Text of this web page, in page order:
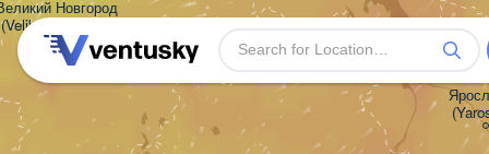
Новгород
(Veliky Novgorod)